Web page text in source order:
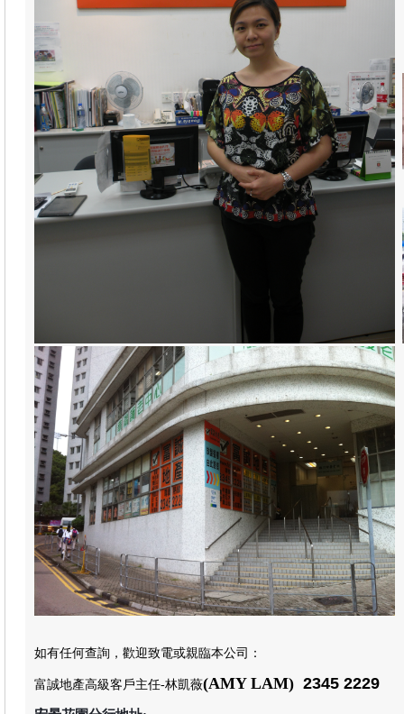
如有任何查詢，歡迎致電或親臨本公司 ：
富誠地產高級客戶主任-林凱薇(AMY LAM) 2345 2229